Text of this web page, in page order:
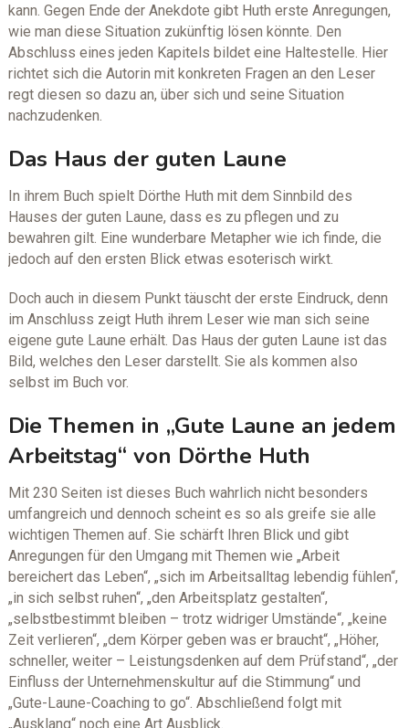
kann. Gegen Ende der Anekdote gibt Huth erste Anregungen,
wie man diese Situation zukünftig lösen könnte. Den
Abschluss eines jeden Kapitels bildet eine Haltestelle. Hier
richtet sich die Autorin mit konkreten Fragen an den Leser
regt diesen so dazu an, über sich und seine Situation
nachzudenken.
Das Haus der guten Laune
In ihrem Buch spielt Dörthe Huth mit dem Sinnbild des
Hauses der guten Laune, dass es zu pflegen und zu
bewahren gilt. Eine wunderbare Metapher wie ich finde, die
jedoch auf den ersten Blick etwas esoterisch wirkt.
Doch auch in diesem Punkt täuscht der erste Eindruck, denn
im Anschluss zeigt Huth ihrem Leser wie man sich seine
eigene gute Laune erhält. Das Haus der guten Laune ist das
Bild, welches den Leser darstellt. Sie als kommen also
selbst im Buch vor.
Die Themen in „Gute Laune an jedem
Arbeitstag“ von Dörthe Huth
Mit 230 Seiten ist dieses Buch wahrlich nicht besonders
umfangreich und dennoch scheint es so als greife sie alle
wichtigen Themen auf. Sie schärft Ihren Blick und gibt
Anregungen für den Umgang mit Themen wie „Arbeit
bereichert das Leben“, „sich im Arbeitsalltag lebendig fühlen“,
„in sich selbst ruhen“, „den Arbeitsplatz gestalten“,
„selbstbestimmt bleiben – trotz widriger Umstände“, „keine
Zeit verlieren“, „dem Körper geben was er braucht“, „Höher,
schneller, weiter – Leistungsdenken auf dem Prüfstand“, „der
Einfluss der Unternehmenskultur auf die Stimmung“ und
„Gute-Laune-Coaching to go“. Abschließend folgt mit
„Ausklang“ noch eine Art Ausblick.